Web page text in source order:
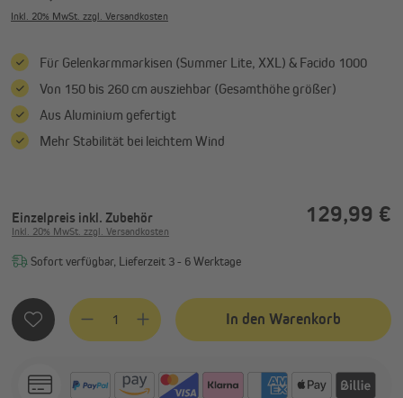
Inkl. 20% MwSt. zzgl. Versandkosten
Für Gelenkarmmarkisen (Summer Lite, XXL) & Facido 1000
Von 150 bis 260 cm ausziehbar (Gesamthöhe größer)
Aus Aluminium gefertigt
Mehr Stabilität bei leichtem Wind
Einzelpreis inkl. Zubehör 129,99 €
Inkl. 20% MwSt. zzgl. Versandkosten
Sofort verfügbar, Lieferzeit 3 - 6 Werktage
Produkt Anzahl: Gib den gewünschten Wert ein oder
In den Warenkorb